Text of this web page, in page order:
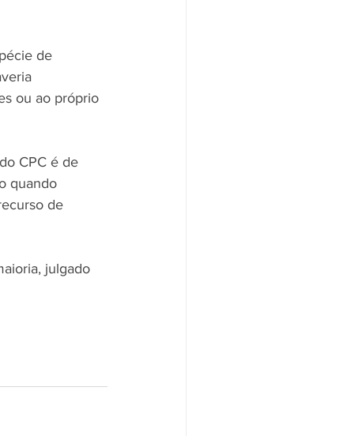
de
ou ao próprio
CPC é de
quando
de
julgado